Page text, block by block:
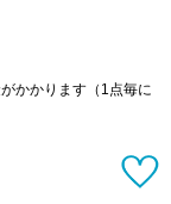
かかります（1点毎に